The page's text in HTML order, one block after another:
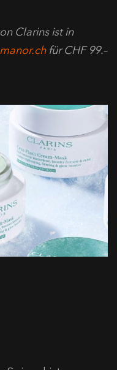
Clarins ist in
manor.chfür CHF 99.–